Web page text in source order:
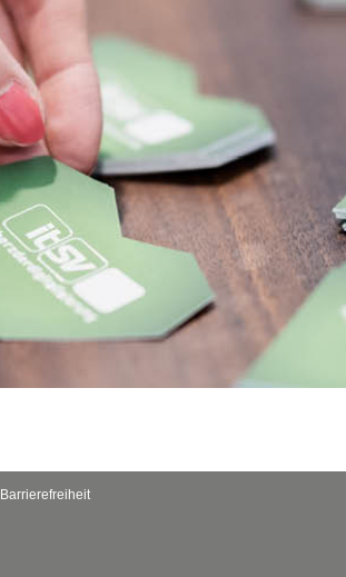
Barrierefreiheit